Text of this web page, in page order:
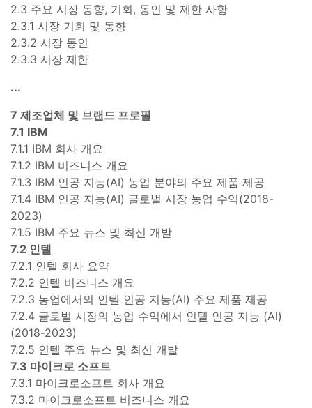
2.3 주요 시장 동향, 기회, 동인 및 제한 사항
2.3.1 시장 기회 및 동향
2.3.2 시장 동인
2.3.3 시장 제한
...
7 제조업체 및 브랜드 프로필
7.1 IBM
7.1.1 IBM 회사 개요
7.1.2 IBM 비즈니스 개요
7.1.3 IBM 인공 지능(AI) 농업 분야의 주요 제품 제공
7.1.4 IBM 인공 지능(AI) 글로벌 시장 농업 수익(2018-
2023)
7.1.5 IBM 주요 뉴스 및 최신 개발
7.2 인텔
7.2.1 인텔 회사 요약
7.2.2 인텔 비즈니스 개요
7.2.3 농업에서의 인텔 인공 지능(AI) 주요 제품 제공
7.2.4 글로벌 시장의 농업 수익에서 인텔 인공 지능 (AI)
(2018-2023)
7.2.5 인텔 주요 뉴스 및 최신 개발
7.3 마이크로 소프트
7.3.1 마이크로소프트 회사 개요
7.3.2 마이크로소프트 비즈니스 개요